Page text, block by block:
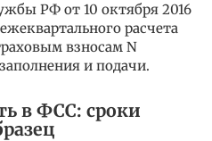
РФ от 10 октября 2016
расчета
взносам N
и подачи.
в ФСС: сроки